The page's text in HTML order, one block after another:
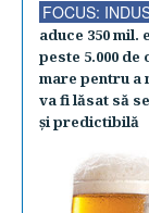
FOCUS:
aduce 350 mil.
peste 5.000
mare pentru a
va fi lăsat să
şi predictibilă